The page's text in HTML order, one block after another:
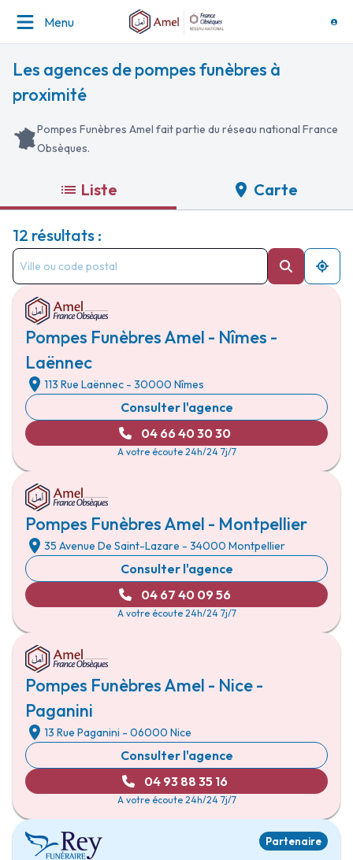
Menu
Les agences de pompes funèbres à
proximité
Pompes Funèbres Amel fait partie du réseau national France
Obsèques.
Liste Carte
12 résultats :
Pompes Funèbres Amel - Nîmes -
Laënnec
113 Rue Laënnec - 30000 Nîmes
Consulter l'agence
04 66 40 30 30
A votre écoute 24h/24 7j/7
Pompes Funèbres Amel - Montpellier
35 Avenue De Saint-Lazare - 34000 Montpellier
Consulter l'agence
04 67 40 09 56
A votre écoute 24h/24 7j/7
Pompes Funèbres Amel - Nice -
Paganini
13 Rue Paganini - 06000 Nice
Consulter l'agence
04 93 88 35 16
A votre écoute 24h/24 7j/7
Partenaire